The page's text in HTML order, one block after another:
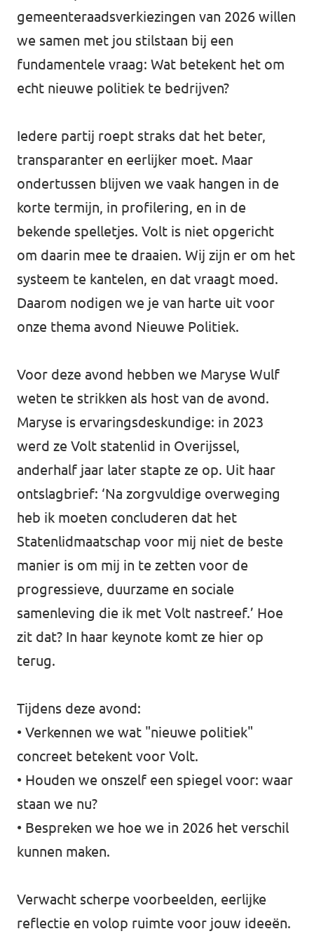
gemeenteraadsverkiezingen van 2026 willen
we samen met jou stilstaan bij een
fundamentele vraag: Wat betekent het om
echt nieuwe politiek te bedrijven?
Iedere partij roept straks dat het beter,
transparanter en eerlijker moet. Maar
ondertussen blijven we vaak hangen in de
korte termijn, in profilering, en in de
bekende spelletjes. Volt is niet opgericht
om daarin mee te draaien. Wij zijn er om het
systeem te kantelen, en dat vraagt moed.
Daarom nodigen we je van harte uit voor
onze thema avond Nieuwe Politiek.
Voor deze avond hebben we Maryse Wulf
weten te strikken als host van de avond.
Maryse is ervaringsdeskundige: in 2023
werd ze Volt statenlid in Overijssel,
anderhalf jaar later stapte ze op. Uit haar
ontslagbrief: ‘Na zorgvuldige overweging
heb ik moeten concluderen dat het
Statenlidmaatschap voor mij niet de beste
manier is om mij in te zetten voor de
progressieve, duurzame en sociale
samenleving die ik met Volt nastreef.’ Hoe
zit dat? In haar keynote komt ze hier op
terug.
Tijdens deze avond:
• Verkennen we wat "nieuwe politiek"
concreet betekent voor Volt.
• Houden we onszelf een spiegel voor: waar
staan we nu?
• Bespreken we hoe we in 2026 het verschil
kunnen maken.
Verwacht scherpe voorbeelden, eerlijke
reflectie en volop ruimte voor jouw ideeën.